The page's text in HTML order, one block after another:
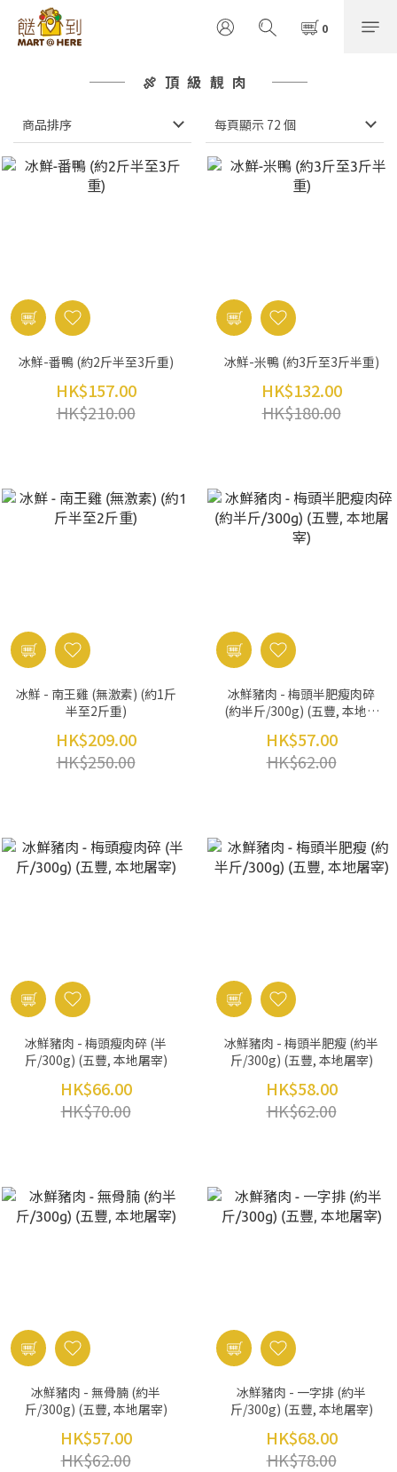
🍖頂級靚肉
商品排序 每頁顯示 72 個
冰鮮-番鴨 (約2斤半至3斤重)
HK$157.00
HK$210.00
冰鮮-米鴨 (約3斤至3斤半重)
HK$132.00
HK$180.00
冰鮮 - 南王雞 (無激素) (約1斤
半至2斤重)
HK$209.00
HK$250.00
冰鮮豬肉 - 梅頭半肥瘦肉碎
(約半斤/300g) (五豐, 本地屠
HK$57.00
HK$62.00
冰鮮豬肉 - 梅頭瘦肉碎 (半
斤/300g) (五豐, 本地屠宰)
HK$66.00
HK$70.00
冰鮮豬肉 - 梅頭半肥瘦 (約半
斤/300g) (五豐, 本地屠宰)
HK$58.00
HK$62.00
冰鮮豬肉 - 無骨腩 (約半
斤/300g) (五豐, 本地屠宰)
HK$57.00
HK$62.00
冰鮮豬肉 - 一字排 (約半
斤/300g) (五豐, 本地屠宰)
HK$68.00
HK$78.00